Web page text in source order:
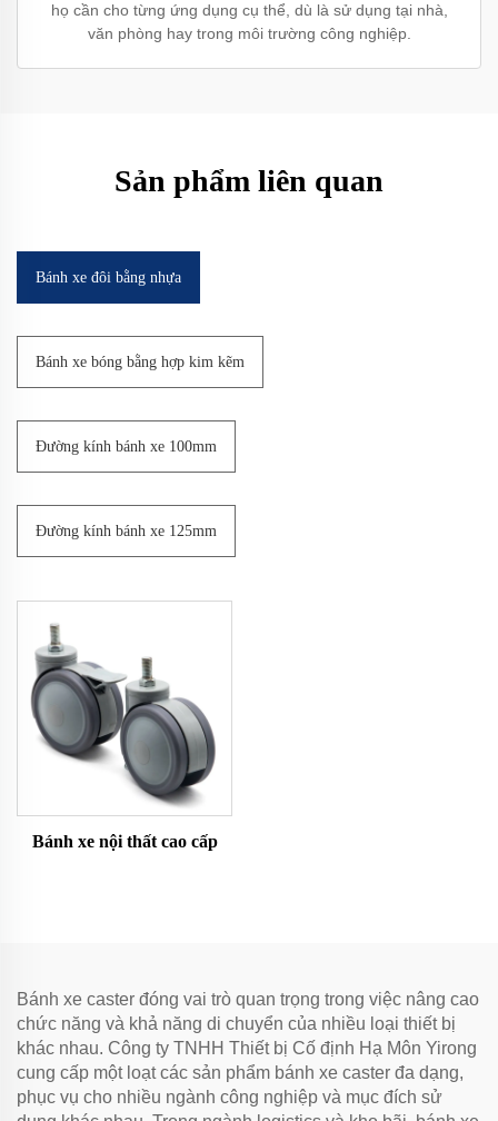
họ cần cho từng ứng dụng cụ thể, dù là sử dụng tại nhà,
văn phòng hay trong môi trường công nghiệp.
Sản phẩm liên quan
Bánh xe đôi bằng nhựa
Bánh xe bóng bằng hợp kim kẽm
Đường kính bánh xe 100mm
Đường kính bánh xe 125mm
Bánh xe nội thất cao cấp
Bánh xe caster đóng vai trò quan trọng trong việc nâng cao
chức năng và khả năng di chuyển của nhiều loại thiết bị
khác nhau. Công ty TNHH Thiết bị Cố định Hạ Môn Yirong
cung cấp một loạt các sản phẩm bánh xe caster đa dạng,
phục vụ cho nhiều ngành công nghiệp và mục đích sử